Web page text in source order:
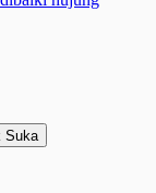
Suka